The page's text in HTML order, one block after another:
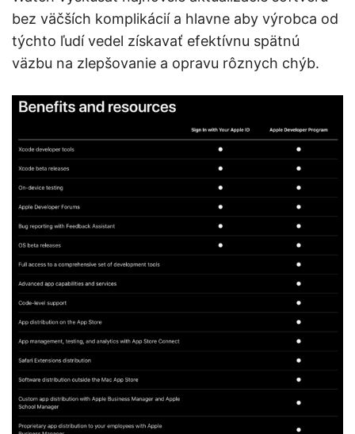
bez väčších komplikácií a hlavne aby výrobca od
týchto ľudí vedel získavať efektívnu spätnú
väzbu na zlepšovanie a opravu rôznych chýb.